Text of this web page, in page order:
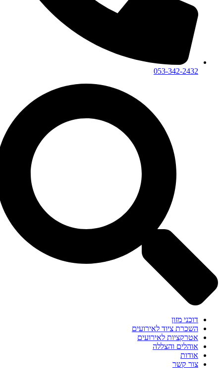
053-342-2432
דוכני מזון
השכרת ציוד לאירועים
אטרקציות לאירועים
אוהלים והצללה
אודות
צור קשר